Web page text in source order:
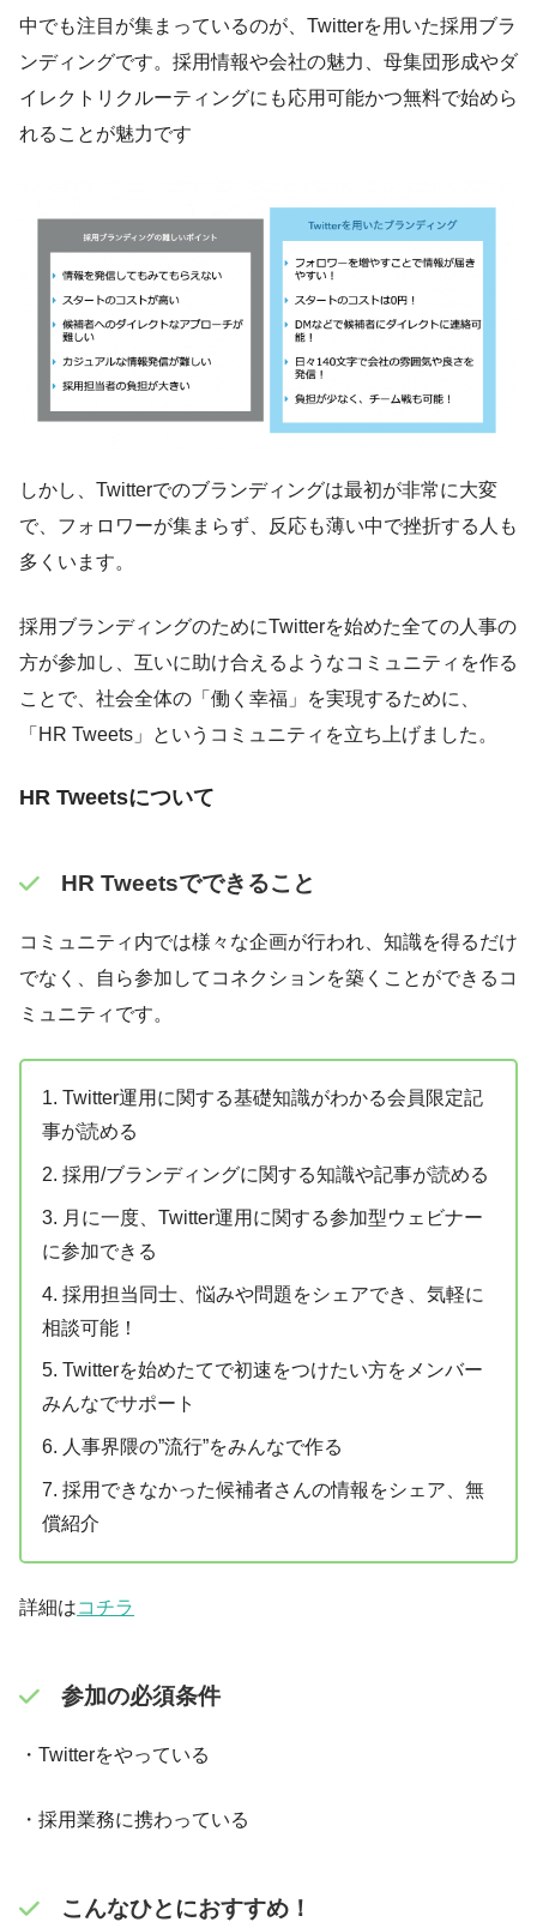
中でも注目が集まっているのが、Twitterを用いた採用ブラ
ンディングです。採用情報や会社の魅力、母集団形成やダ
イレクトリクルーティングにも応用可能かつ無料で始めら
れることが魅力です
しかし、Twitterでのブランディングは最初が非常に大変
で、フォロワーが集まらず、反応も薄い中で挫折する人も
多くいます。
採用ブランディングのためにTwitterを始めた全ての人事の
方が参加し、互いに助け合えるようなコミュニティを作る
ことで、社会全体の「働く幸福」を実現するために、
「HR Tweets」というコミュニティを立ち上げました。
HR Tweetsについて
HR Tweetsでできること
コミュニティ内では様々な企画が行われ、知識を得るだけ
でなく、自ら参加してコネクションを築くことができるコ
ミュニティです。
1. Twitter運用に関する基礎知識がわかる会員限定記
事が読める
2. 採用/ブランディングに関する知識や記事が読める
3. 月に一度、Twitter運用に関する参加型ウェビナー
に参加できる
4. 採用担当同士、悩みや問題をシェアでき、気軽に
相談可能！
5. Twitterを始めたてで初速をつけたい方をメンバー
みんなでサポート
6. 人事界隈の”流行”をみんなで作る
7. 採用できなかった候補者さんの情報をシェア、無
償紹介
詳細はコチラ
参加の必須条件
・Twitterをやっている
・採用業務に携わっている
こんなひとにおすすめ！